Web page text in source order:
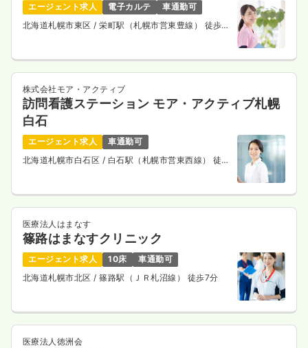
給与 19.8〜26.6 万円/月 賞与4.3ヶ月
※一例
エージェント求人 電子カルテ
車通勤可
北海道札幌市東区 / 栄町駅（札幌市営東豊線） 徒歩1
株式会社モア・アクティブ
訪問看護ステーション モア・アクティブ札幌
白石
エージェント求人
車通勤可
北海道札幌市白石区 / 白石駅（札幌市営東西線） 徒歩
医療法人はまなす
篠路はまなすクリニック
エージェント求人 10床
車通勤可
北海道札幌市北区 / 篠路駅（ＪＲ札沼線） 徒歩7分
医療法人徳洲会